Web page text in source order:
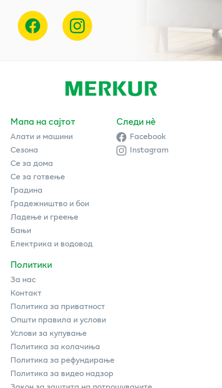
Мапа на сајтот
Алати и машини
Сезона
Се за дома
Се за готвење
Градина
Градежништво и бои
Ладење и греење
Бањи
Електрика и водовод
Политики
За нас
Контакт
Политика за приватност
Општи правила и услови
Услови за купување
Политика за колачиња
Политика за рефундирање
Политика за видео надзор
Следи нè
Facebook
Instagram